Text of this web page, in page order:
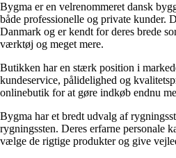
Bygma er en velrenommeret dansk
både professionelle og private kunder.
Danmark og er kendt for deres brede
værktøj og meget mere.
Butikken har en stærk position i
kundeservice, pålidelighed og
onlinebutik for at gøre indkøb endnu
Bygma har et bredt udvalg af
rygningssten. Deres erfarne personale
vælge de rigtige produkter og give